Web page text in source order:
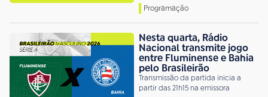
Programação
Nesta quarta, Rádio
Nacional transmite jogo
entre Fluminense e Bahia
pelo Brasileirão
Transmissão da partida inicia a
partir das 21h15 na emissora